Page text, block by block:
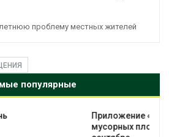
проблему местных жителей
популярные
«Экопульс» для контроля
площадок запустят в